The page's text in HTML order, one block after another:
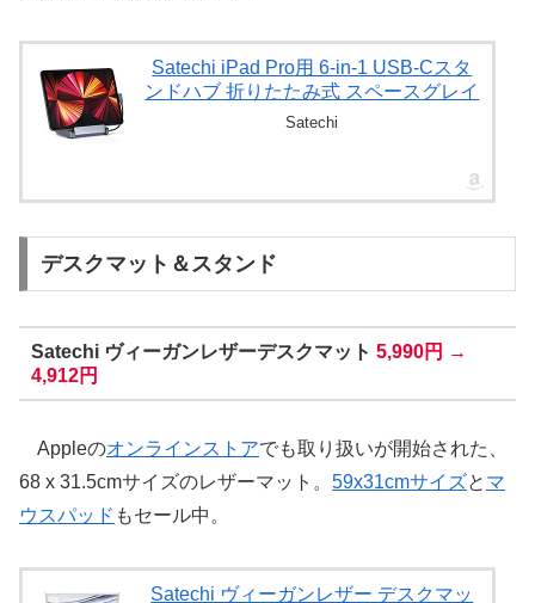
Satechi iPad Pro用 6-in-1 USB-Cスタ
ンドハブ 折りたたみ式 スペースグレイ
Satechi
デスクマット＆スタンド
Satechi ヴィーガンレザーデスクマット 5,990円 →
4,912円
Appleのオンラインストアでも取り扱いが開始された、
68 x 31.5cmサイズのレザーマット。 59x31cmサイズと マ
ウスパッド もセール中。
Satechi ヴィーガンレザー デスクマッ